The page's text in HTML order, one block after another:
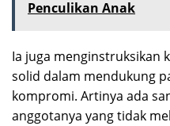
Penculikan Anak
Ia juga menginstruksikan
solid dalam mendukung
kompromi. Artinya ada
anggotanya yang tidak